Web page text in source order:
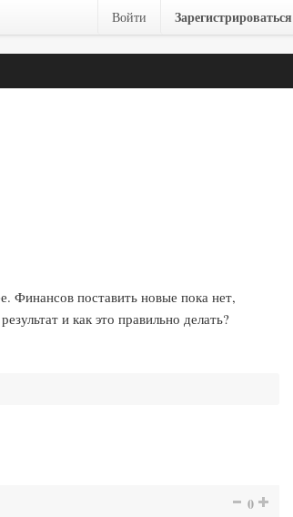
Войти Зарегистрироваться
Финансов поставить новые пока нет,
и как это правильно делать?
0